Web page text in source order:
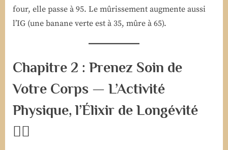
four, elle passe à 95. Le mûrissement augmente aussi
l’IG (une banane verte est à 35, mûre à 65).
Chapitre 2 : Prenez Soin de
Votre Corps — L’Activité
Physique, l’Élixir de Longévité
🏃‍♀️